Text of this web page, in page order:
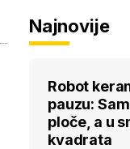
Najnovije
Robot
pauzu:
ploče, a u
kvadrata